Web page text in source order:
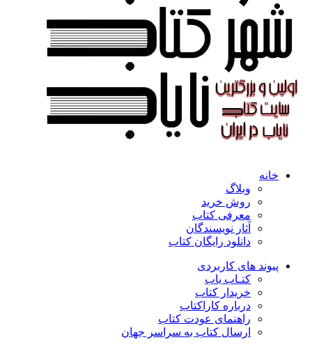
خانه
وبلاگ
روش خرید
معرفی کتاب
آثار نویسندگان
دانلود رایگان کتاب
پیوند های کاربردی
کتـاب یاب
خریدار کتاب
درباره کاراکتاب
راهنمای عودت کتاب
ارسال کتاب به سراسر جهان